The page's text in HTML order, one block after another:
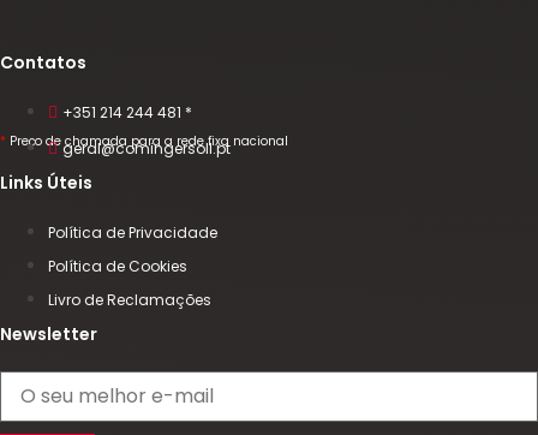
Contatos
+351 214 244 481 *
* Preço de chamada para a rede fixa nacional
geral@comingersoll.pt
Links Úteis
Política de Privacidade
Política de Cookies
Livro de Reclamações
Newsletter